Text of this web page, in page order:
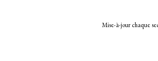
Mise-à-jour chaque